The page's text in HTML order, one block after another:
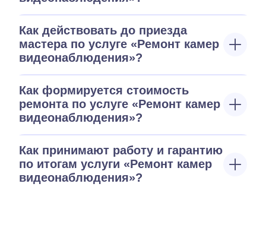
Как действовать до приезда
мастера по услуге «Ремонт камер
видеонаблюдения»?
Как формируется стоимость
ремонта по услуге «Ремонт камер
видеонаблюдения»?
Как принимают работу и гарантию
по итогам услуги «Ремонт камер
видеонаблюдения»?